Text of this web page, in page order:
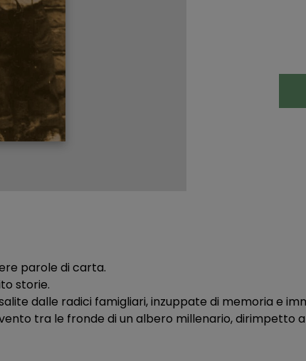
parole di carta.
storie.
risalite dalle radici famigliari, inzuppate di memoria e
vento tra le fronde di un albero millenario, dirimpetto